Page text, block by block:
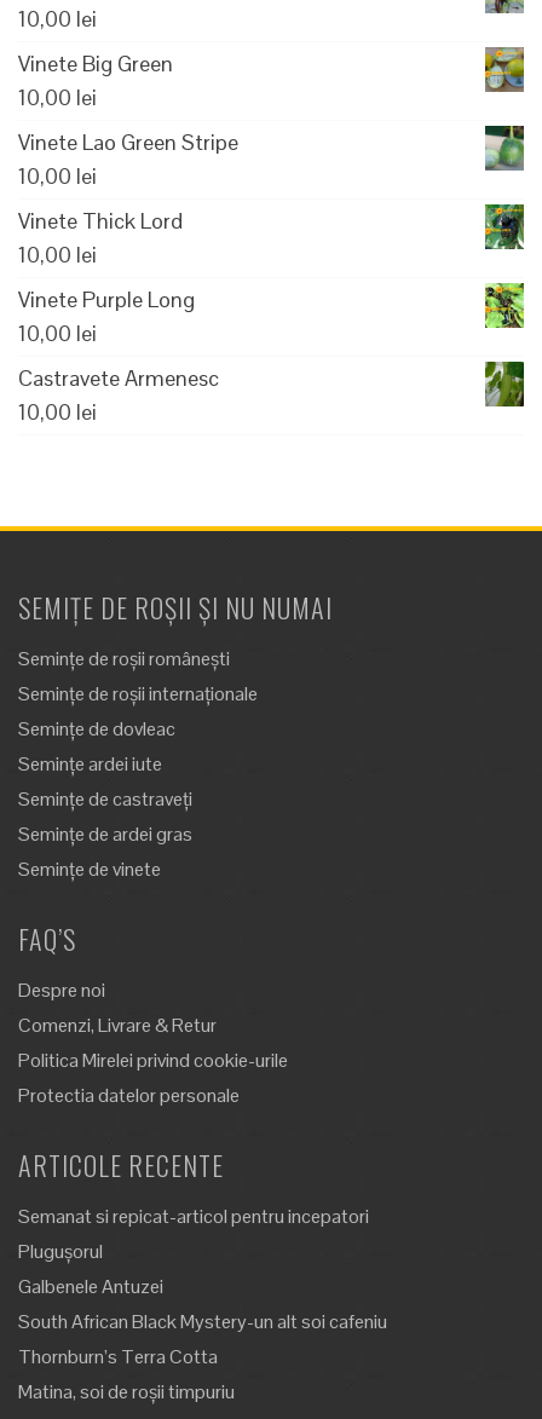
10,00 lei
Vinete Big Green
10,00 lei
Vinete Lao Green Stripe
10,00 lei
Vinete Thick Lord
10,00 lei
Vinete Purple Long
10,00 lei
Castravete Armenesc
10,00 lei
SEMIȚE DE ROȘII ȘI NU NUMAI
Semințe de roșii românești
Semințe de roșii internaționale
Semințe de dovleac
Semințe ardei iute
Semințe de castraveți
Semințe de ardei gras
Semințe de vinete
FAQ’S
Despre noi
Comenzi, Livrare & Retur
Politica Mirelei privind cookie-urile
Protectia datelor personale
ARTICOLE RECENTE
Semanat si repicat-articol pentru incepatori
Plugușorul
Galbenele Antuzei
South African Black Mystery-un alt soi cafeniu
Thornburn’s Terra Cotta
Matina, soi de roșii timpuriu